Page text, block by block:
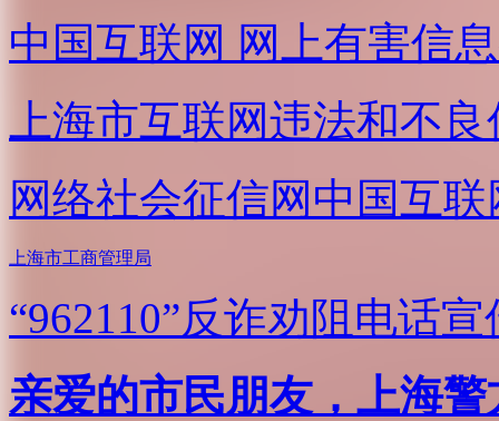
中国互联网 网上有害信
上海市互联网违法和不
网络社会征信网 中国互
上海市工商管理局
“962110”反诈劝阻电话宣
亲爱的市民朋友，上海